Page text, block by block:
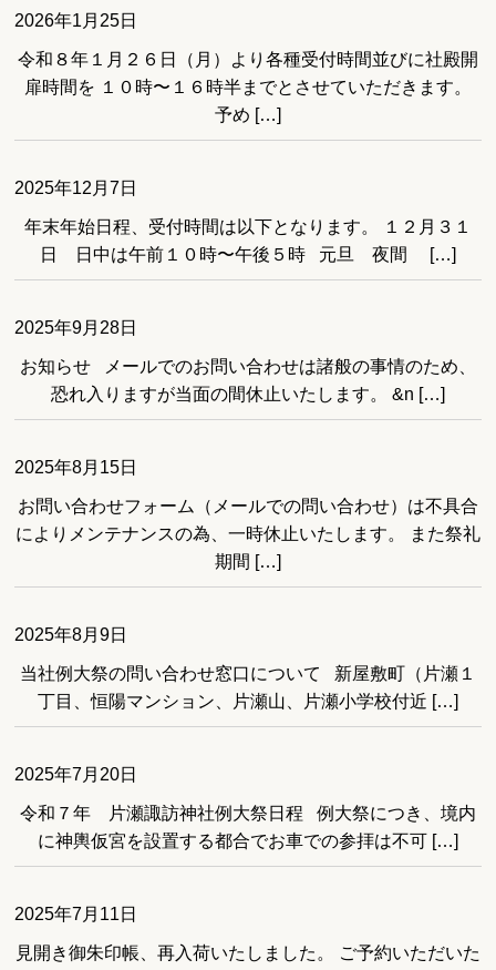
2026年1月25日
令和８年１月２６日（月）より各種受付時間並びに社殿開
扉時間を １０時〜１６時半までとさせていただきます。
予め […]
2025年12月7日
年末年始日程、受付時間は以下となります。 １２月３１
日 日中は午前１０時〜午後５時 元旦 夜間 […]
2025年9月28日
お知らせ メールでのお問い合わせは諸般の事情のため、
恐れ入りますが当面の間休止いたします。 &n […]
2025年8月15日
お問い合わせフォーム（メールでの問い合わせ）は不具合
によりメンテナンスの為、一時休止いたします。 また祭礼
期間 […]
2025年8月9日
当社例大祭の問い合わせ窓口について 新屋敷町（片瀬１
丁目、恒陽マンション、片瀬山、片瀬小学校付近 […]
2025年7月20日
令和７年 片瀬諏訪神社例大祭日程 例大祭につき、境内
に神輿仮宮を設置する都合でお車での参拝は不可 […]
2025年7月11日
見開き御朱印帳、再入荷いたしました。 ご予約いただいた